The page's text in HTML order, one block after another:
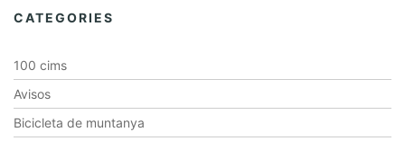
CATEGORIES
100 cims
Avisos
Bicicleta de muntanya